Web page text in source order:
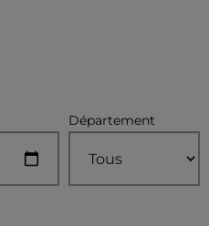
Département